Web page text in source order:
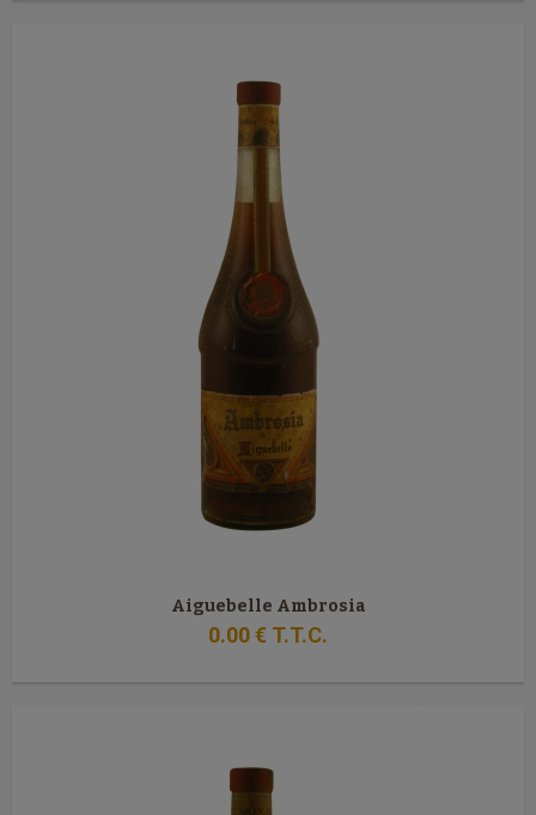
Aiguebelle Ambrosia
0.00€ T.T.C.